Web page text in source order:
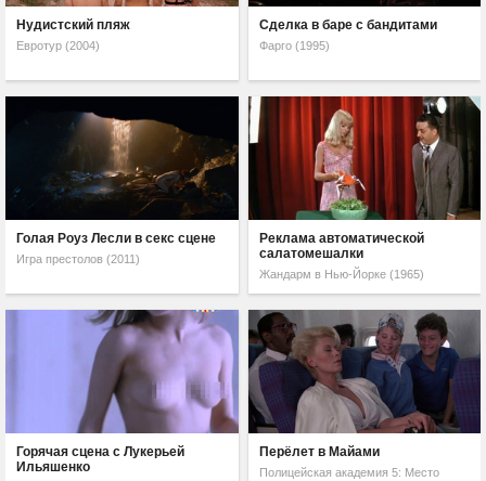
Нудистский пляж
Евротур (2004)
Сделка в баре с бандитами
Фарго (1995)
Голая Роуз Лесли в секс сцене
Игра престолов (2011)
Реклама автоматической
салатомешалки
Жандарм в Нью-Йорке (1965)
Горячая сцена с Лукерьей
Ильяшенко
Перёлет в Майами
Полицейская академия 5: Место